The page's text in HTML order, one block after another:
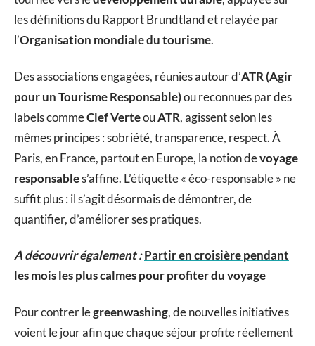
les définitions du Rapport Brundtland et relayée par
l’Organisation mondiale du tourisme.
Des associations engagées, réunies autour d’ATR (Agir
pour un Tourisme Responsable)ou reconnues par des
labels commeClef VerteouATR, agissent selon les
mêmes principes : sobriété, transparence, respect. À
Paris, en France, partout en Europe, la notion devoyage
responsables’affine. L’étiquette « éco-responsable » ne
suffit plus : il s’agit désormais de démontrer, de
quantifier, d’améliorer ses pratiques.
A découvrir également :Partir en croisière pendant
les mois les plus calmes pour profiter du voyage
Pour contrer legreenwashing, de nouvelles initiatives
voient le jour afin que chaque séjour profite réellement